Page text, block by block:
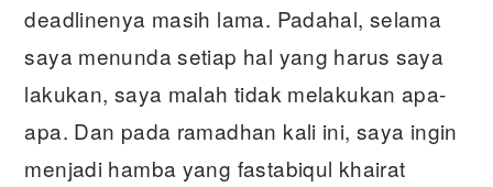
deadlinenya masih lama. Padahal, selama
saya menunda setiap hal yang harus saya
lakukan, saya malah tidak melakukan apa-
apa. Dan pada ramadhan kali ini, saya ingin
menjadi hamba yang fastabiqul khairat